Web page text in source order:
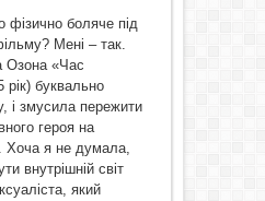
фізично боляче під
Мені – так.
Озона «Час
буквально
і змусила пережити
героя на
Хоча я не думала,
внутрішній світ
який